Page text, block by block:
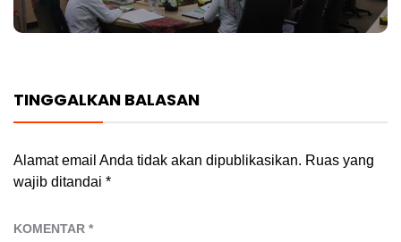
TINGGALKAN BALASAN
Alamat email Anda tidak akan dipublikasikan. Ruas yang
wajib ditandai *
KOMENTAR *